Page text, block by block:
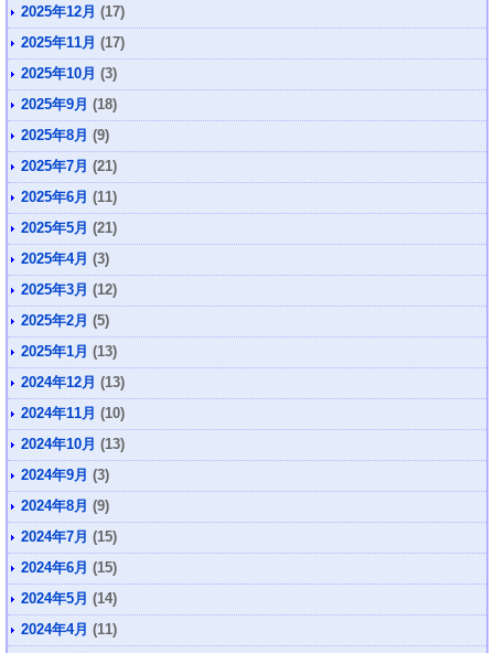
2025年12月 (17)
2025年11月 (17)
2025年10月 (3)
2025年9月 (18)
2025年8月 (9)
2025年7月 (21)
2025年6月 (11)
2025年5月 (21)
2025年4月 (3)
2025年3月 (12)
2025年2月 (5)
2025年1月 (13)
2024年12月 (13)
2024年11月 (10)
2024年10月 (13)
2024年9月 (3)
2024年8月 (9)
2024年7月 (15)
2024年6月 (15)
2024年5月 (14)
2024年4月 (11)